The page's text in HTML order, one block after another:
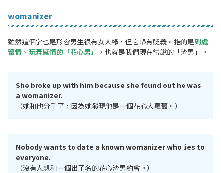
womanizer
雖然這個字也是形容男生很有女人緣，但它帶有貶義。 指的是到處
留情、玩弄感情的「花心男」
，也就是我們現在常說的「渣男」。
She broke up with him because she found out he was
a womanizer.
（她和他分手了，因為她發現他是一個花心大蘿蔔。）
Nobody wants to date a known womanizer who lies to
everyone.
（沒有人想和一個出了名的花心渣男約會。）